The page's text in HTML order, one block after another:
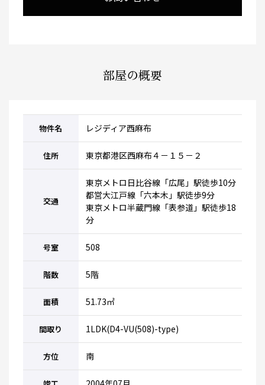
部屋の概要
物件名 レジディア西麻布
住所 東京都港区西麻布４－１５－２
交通
東京メトロ日比谷線「広尾」駅徒歩10分
都営大江戸線「六本木」駅徒歩9分
東京メトロ半蔵門線「表参道」駅徒歩18
分
号室 508
階数 5階
面積 51.73㎡
間取り 1LDK(D4-VU(508)-type)
方位 南